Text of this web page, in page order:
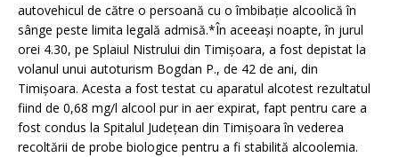
autovehicul de către o persoană cu o îmbibaţie alcoolică în
sânge peste limita legală admisă.*În aceeaşi noapte, în jurul
orei 4.30, pe Splaiul Nistrului din Timişoara, a fost depistat la
volanul unui autoturism Bogdan P., de 42 de ani, din
Timişoara. Acesta a fost testat cu aparatul alcotest rezultatul
fiind de 0,68 mg/l alcool pur in aer expirat, fapt pentru care a
fost condus la Spitalul Judeţean din Timişoara în vederea
recoltării de probe biologice pentru a fi stabilită alcoolemia.